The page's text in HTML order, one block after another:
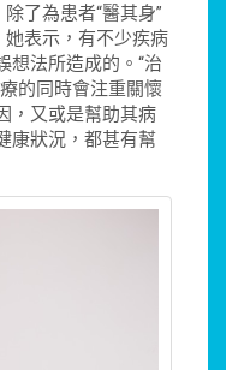
了為患者“醫其身”
她表示，有不少疾病
想法所造成的。“治
的同時會注重關懷
，又或是幫助其病
康狀況，都甚有幫